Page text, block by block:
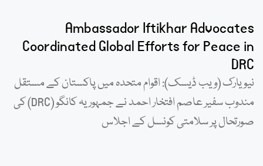
Ambassador Iftikhar Advocates
Coordinated Global Efforts for Peace in
DRC
نیویارک (ویب ڈیسک): اقوام متحدہ میں پاکستان کے مستقل
مندوب سفیر عاصم افتخار احمد نے جمہوریہ کانگو (DRC) کی
صورتحال پر سلامتی کونسل کے اجلاس